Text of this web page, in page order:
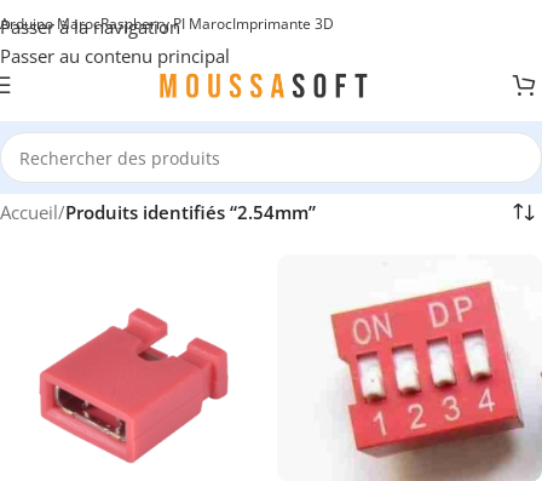
Passer à la navigation
Passer au contenu principal
Arduino MarocRaspberry PI MarocImprimante 3D
Accueil/Produits identifiés “2.54mm”